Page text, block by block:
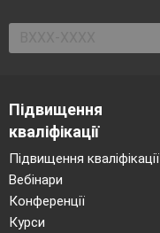
Підвищення
кваліфікації
Підвищення кваліфікації
Вебінари
Конференції
Курси